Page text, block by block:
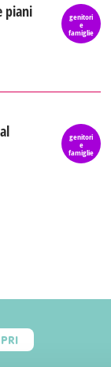
piani genitori
e
famiglie
genitori
e
famiglie